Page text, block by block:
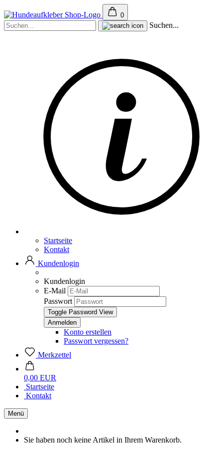
0
Suchen...
Startseite
Kontakt
Kundenlogin
Kundenlogin
E-Mail
Passwort
Toggle Password View
Konto erstellen
Passwort vergessen?
Merkzettel
0,00 EUR
Startseite
Kontakt
Menü
Sie haben noch keine Artikel in Ihrem Warenkorb.